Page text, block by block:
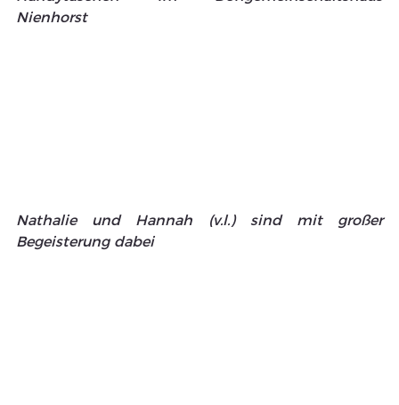
Nienhorst
Nathalie und Hannah (v.l.) sind mit großer
Begeisterung dabei